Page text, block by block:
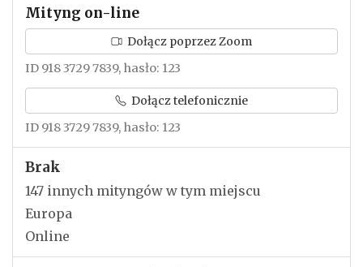
Mityng on-line
Dołącz poprzez Zoom
ID 918 3729 7839, hasło: 123
Dołącz telefonicznie
ID 918 3729 7839, hasło: 123
Brak
147 innych mityngów w tym miejscu
Europa
Online